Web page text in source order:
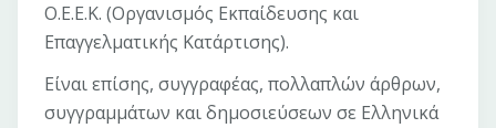
Ο.Ε.Ε.Κ. (Οργανισμός Εκπαίδευσης και
Επαγγελματικής Κατάρτισης).
Είναι επίσης, συγγραφέας, πολλαπλών άρθρων,
συγγραμμάτων και δημοσιεύσεων σε Ελληνικά